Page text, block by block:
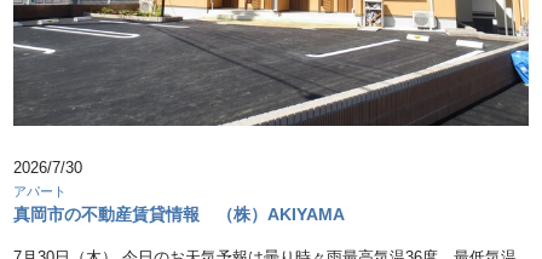
2026/7/30
アパート
真岡市の不動産賃貸情報 （株）AKIYAMA